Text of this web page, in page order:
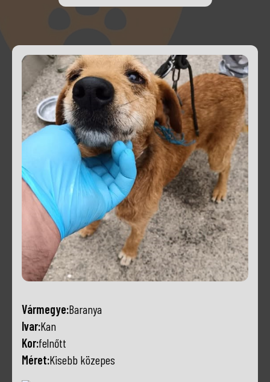
Vármegye:Baranya
Ivar:Kan
Kor:felnőtt
Méret:Kisebb közepes